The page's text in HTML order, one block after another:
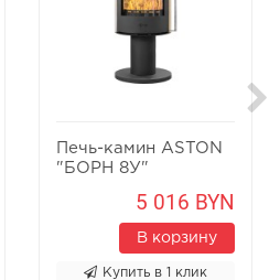
Печь-камин ASTON
"БОРН 8У"
5 016 BYN
В корзину
Купить в 1 клик